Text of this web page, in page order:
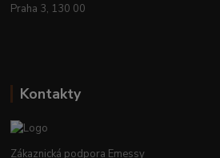
Praha 3, 130 00
Kontakty
Zákaznická podpora Emessy